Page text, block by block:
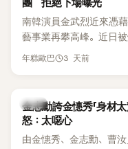
過後來爆出長達四年的
李智惠言語辱罵、動手
體解散後，李智惠轉型
藝圈。據悉，她當年能
感情方面，李智惠於
目，她經營的 YouTube
受網友喜愛，再度迎來事
團 拒絕下場曝光
南韓演員金武烈近來憑
藝事業再攀高峰。近日
他當年差點不是以演員
年糕歐巴 3 天前
韓星
金志勳誇金憓秀「身材
怒：太噁心
由金憓秀、金志勳、曹